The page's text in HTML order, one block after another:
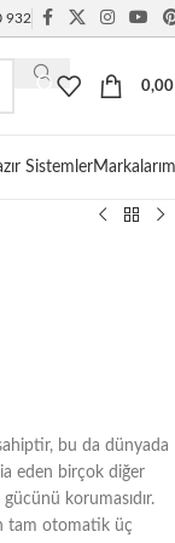
932
Sistemler
bu da dünyada
eden birçok diğer
korumasıdır.
tam otomatik üç